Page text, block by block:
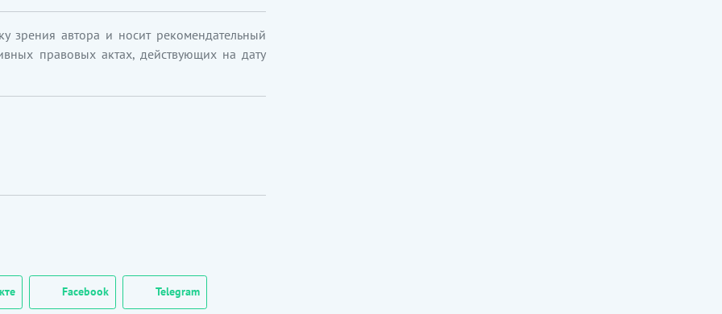
зрения автора и носит рекомендательный
правовых актах, действующих на дату
Facebook Telegram